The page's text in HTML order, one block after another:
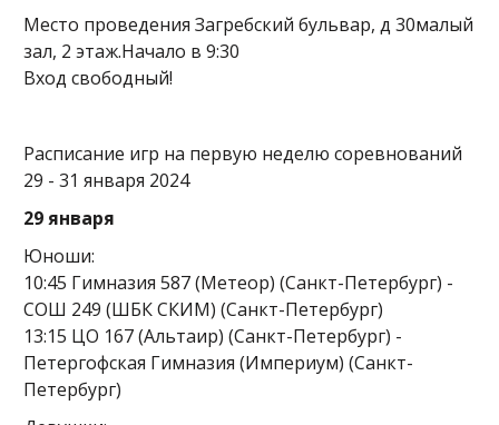
Место проведения Загребский бульвар, д 30малый
зал, 2 этаж.Начало в 9:30
Вход свободный!
Расписание игр на первую неделю соревнований
29 - 31 января 2024
29 января
Юноши:
10:45 Гимназия 587 (Метеор) (Санкт-Петербург) -
СОШ 249 (ШБК СКИМ) (Санкт-Петербург)
13:15 ЦО 167 (Альтаир) (Санкт-Петербург) -
Петергофская Гимназия (Империум) (Санкт-
Петербург)